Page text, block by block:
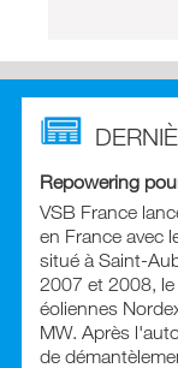
Repowering
VSB France
en France avec
situé à Saint-
2007 et 2008,
éoliennes
MW. Après
de